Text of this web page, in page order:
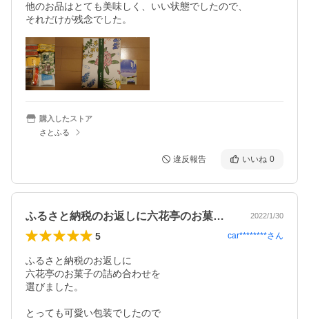
他のお品はとても美味しく、いい状態でしたので、
それだけが残念でした。
購入したストア
さとふる
違反報告 いいね 0
ふるさと納税のお返しに六花亭のお菓子の… 2022/1/30
5 car********さん
ふるさと納税のお返しに
六花亭のお菓子の詰め合わせを
選びました。
とっても可愛い包装でしたので